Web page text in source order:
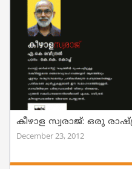
കീഴാള സ്വരാജ്: ഒരു
December 23, 2012